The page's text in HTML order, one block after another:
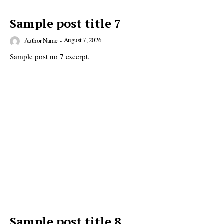
Magazine PRO
Sample post title 7
Author Name - August 7, 2026
Sample post no 7 excerpt.